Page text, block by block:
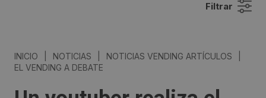
Filtrar
INICIO NOTICIAS NOTICIAS VENDING ARTÍCULOS
EL VENDING A DEBATE